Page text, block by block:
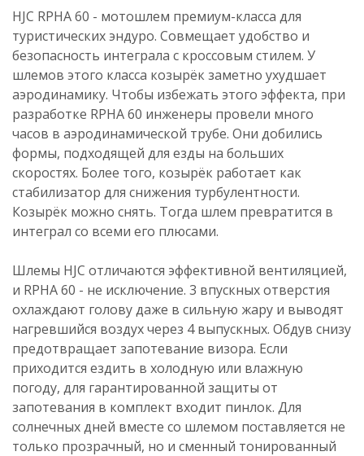
HJC RPHA 60 - мотошлем премиум-класса для
туристических эндуро. Совмещает удобство и
безопасность интеграла с кроссовым стилем. У
шлемов этого класса козырёк заметно ухудшает
аэродинамику. Чтобы избежать этого эффекта, при
разработке RPHA 60 инженеры провели много
часов в аэродинамической трубе. Они добились
формы, подходящей для езды на больших
скоростях. Более того, козырёк работает как
стабилизатор для снижения турбулентности.
Козырёк можно снять. Тогда шлем превратится в
интеграл со всеми его плюсами.
Шлемы HJC отличаются эффективной вентиляцией,
и RPHA 60 - не исключение. 3 впускных отверстия
охлаждают голову даже в сильную жару и выводят
нагревшийся воздух через 4 выпускных. Обдув снизу
предотвращает запотевание визора. Если
приходится ездить в холодную или влажную
погоду, для гарантированной защиты от
запотевания в комплект входит пинлок. Для
солнечных дней вместе со шлемом поставляется не
только прозрачный, но и сменный тонированный